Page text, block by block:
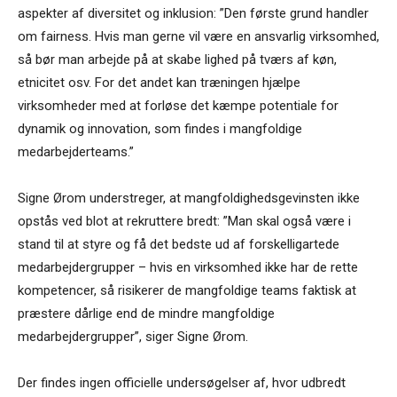
aspekter af diversitet og inklusion: ”Den første grund handler
om fairness. Hvis man gerne vil være en ansvarlig virksomhed,
så bør man arbejde på at skabe lighed på tværs af køn,
etnicitet osv. For det andet kan træningen hjælpe
virksomheder med at forløse det kæmpe potentiale for
dynamik og innovation, som findes i mangfoldige
medarbejderteams.”
Signe Ørom understreger, at mangfoldighedsgevinsten ikke
opstås ved blot at rekruttere bredt: ”Man skal også være i
stand til at styre og få det bedste ud af forskelligartede
medarbejdergrupper – hvis en virksomhed ikke har de rette
kompetencer, så risikerer de mangfoldige teams faktisk at
præstere dårlige end de mindre mangfoldige
medarbejdergrupper”, siger Signe Ørom.
Der findes ingen officielle undersøgelser af, hvor udbredt